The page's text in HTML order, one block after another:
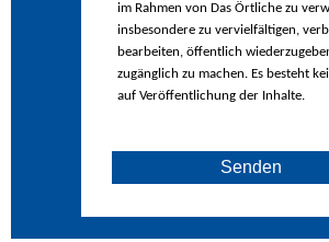
im Rahmen von Das Örtliche zu
insbesondere zu vervielfältigen,
bearbeiten, öffentlich
zugänglich zu machen. Es besteht
auf Veröffentlichung der Inhalte.
Senden